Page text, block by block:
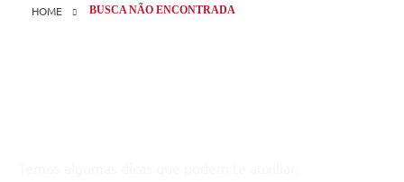
HOME BUSCA NÃO ENCONTRADA